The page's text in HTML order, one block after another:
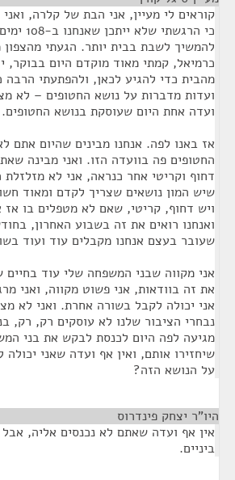
קוראים לי מעיין, אני הבת של קלרה,
כי
להמשיך לשבת בבית יותר. הגעתי מהצפון
מהבית כדי להגיע לכאן, ולהפתעתי הרבה
ועדות מדברות על נושא החטופים – לא
ועדה אחת היום שעוסקת בנושא החטופים.
אז באנו לפה. אנחנו מבינים שהיום אתם
החטופים פה בוועדה הזו. ואני מבינה
דחוף וקריטי אחר כנראה, אני לא מזלזלת
שיש המון נושאים שצריך לקדם ומאוד
ויש דחוף, קריטי, שאם לא מטפלים בו
ואנחנו רואים את זה בשבוע האחרון,
שעובר בעצם אנחנו מקבלים עוד ועוד
אני מקווה שבני המשפחה שלי עוד בחיים
את זה בוודאות, אני פשוט מקווה, ואני
אני יכולה לקבל בשורה אחרת. ואני לא
נבחרי הציבור שלנו לא עוסקים רק, רק,
מגיעה לפה היום לכנסת לבקש את בני
שיחזירו אותם, ואין אף ועדה שאני יכולה
על הנושא הזה?
היו"ר יצחק פינדרוס
אין אף ועדה שאתם לא נכנסים אליה,
ביניים.